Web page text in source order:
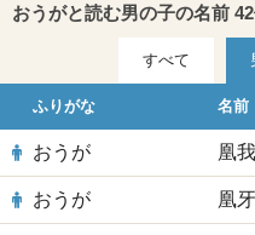
おうがと読む男の子の名前
すべて
ふりがな 名前
おうが 凰我
おうが 凰牙